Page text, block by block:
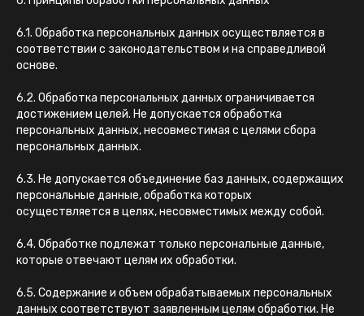
6.1. Обработка персональных данных осуществляется в
соответствии с законодательством и на справедливой
основе.
6.2. Обработка персональных данных ограничивается
достижением целей. Не допускается обработка
персональных данных, несовместимая с целями сбора
персональных данных.
6.3. Не допускается объединение баз данных, содержащих
персональные данные, обработка которых
осуществляется в целях, несовместимых между собой.
6.4. Обработке подлежат только персональные данные,
которые отвечают целям их обработки.
6.5. Содержание и объем обрабатываемых персональных
данных соответствуют заявленным целям обработки. Не